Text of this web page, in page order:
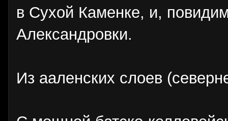
в Сухой Каменке, и,
Александровки.
Из ааленских слоев